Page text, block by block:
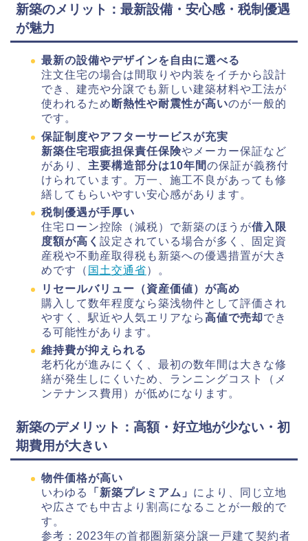
新築のメリット：最新設備・安心感・税制優遇
が魅力
最新の設備やデザインを自由に選べる
注文住宅の場合は間取りや内装をイチから設計
でき、建売や分譲でも新しい建築材料や工法が
使われるため 断熱性や耐震性が高いのが一般的
です。
保証制度やアフターサービスが充実
新築住宅瑕疵担保責任保険やメーカー保証など
があり、 主要構造部分は10年間の保証が義務付
けられています。万一、施工不良があっても修
繕してもらいやすい安心感があります。
税制優遇が手厚い
住宅ローン控除（減税）で新築のほうが借入限
度額が高く 設定されている場合が多く、固定資
産税や不動産取得税も新築への優遇措置が大き
めです（ 国土交通省）。
リセールバリュー（資産価値）が高め
購入して数年程度なら築浅物件として評価され
やすく、駅近や人気エリアなら高値で売却でき
る可能性があります。
維持費が抑えられる
老朽化が進みにくく、最初の数年間は大きな修
繕が発生しにくいため、ランニングコスト（メ
ンテナンス費用）が低めになります。
新築のデメリット：高額・好立地が少ない・初
期費用が大きい
物件価格が高い
いわゆる
「新築プレミアム」 により、同じ立地
や広さでも中古より割高になることが一般的で
す。
参考：2023年の首都圏新築分譲一戸建て契約者